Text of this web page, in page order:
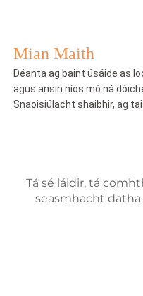
Mian Maith
Déanta ag baint úsáide as
agus ansin níos mó ná
Snaoisiúlacht shaibhir, ag
Tá sé láidir, tá
seasmhacht datha